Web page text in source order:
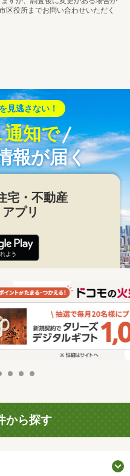
区役所までお問い合わせいただく
見逃さない！
知で
報が届く
宅・不動産
アプリ
から探す